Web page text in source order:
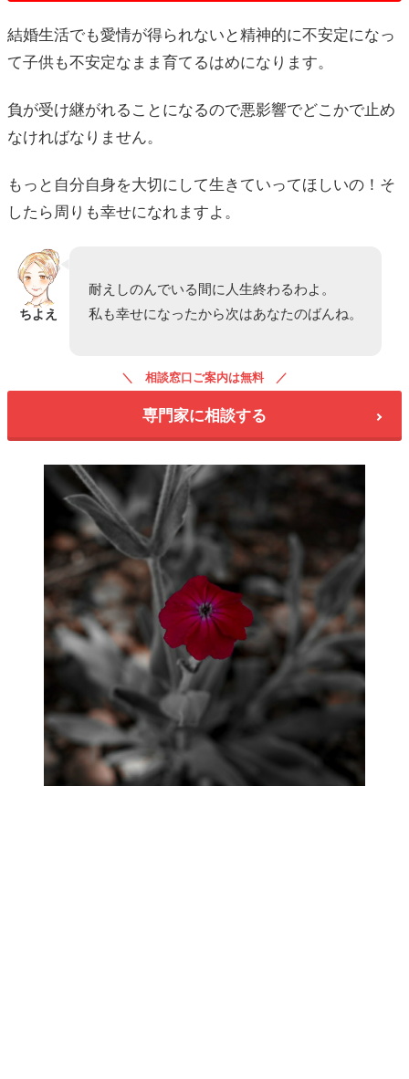
結婚生活でも愛情が得られないと精神的に不安定になっ
て子供も不安定なまま育てるはめになります。
負が受け継がれることになるので悪影響でどこかで止め
なければなりません。
もっと自分自身を大切にして生きていってほしいの！そ
したら周りも幸せになれますよ。
ちよえ
耐えしのんでいる間に人生終わるわよ。
私も幸せになったから次はあなたのばんね。
相談窓口ご案内は無料
専門家に相談する